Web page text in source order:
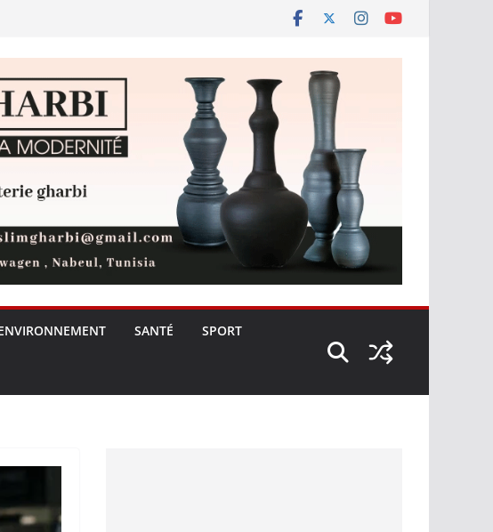
SANTÉ SPORT